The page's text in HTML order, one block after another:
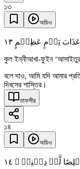
১৩
অডিও
یَوۡمٍ عَظِیۡمٍ ١٣
কুল ইন্নীআখা-ফুইন
বলে দাও, আমি যদি আমার
দিবসের শাস্তির।
তাফসীর
১৪
অডিও
لَّہٗ دِیۡنِیۡ ١٤